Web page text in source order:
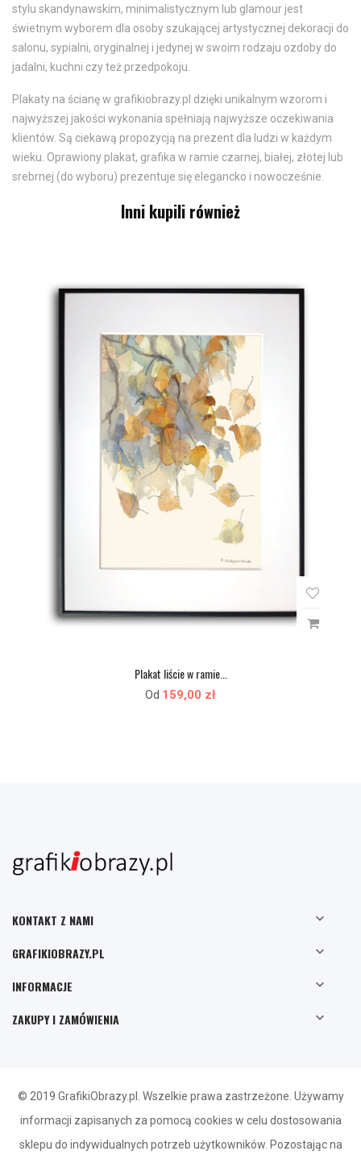
stylu skandynawskim, minimalistycznym lub glamour jest
świetnym wyborem dla osoby szukającej artystycznej dekoracji do
salonu, sypialni, oryginalnej i jedynej w swoim rodzaju ozdoby do
jadalni, kuchni czy też przedpokoju.
Plakaty na ścianę w grafikiobrazy.pl dzięki unikalnym wzorom i
najwyższej jakości wykonania spełniają najwyższe oczekiwania
klientów. Są ciekawą propozycją na prezent dla ludzi w każdym
wieku. Oprawiony plakat, grafika w ramie czarnej, białej, złotej lub
srebrnej (do wyboru) prezentuje się elegancko i nowocześnie.
Inni kupili również
Plakat liście w ramie...
Od 159,00 zł
KONTAKT Z NAMI 
GRAFIKIOBRAZY.PL 
INFORMACJE 
ZAKUPY I ZAMÓWIENIA 
© 2019 GrafikiObrazy.pl. Wszelkie prawa zastrzeżone. Używamy
informacji zapisanych za pomocą cookies w celu dostosowania
sklepu do indywidualnych potrzeb użytkowników. Pozostając na